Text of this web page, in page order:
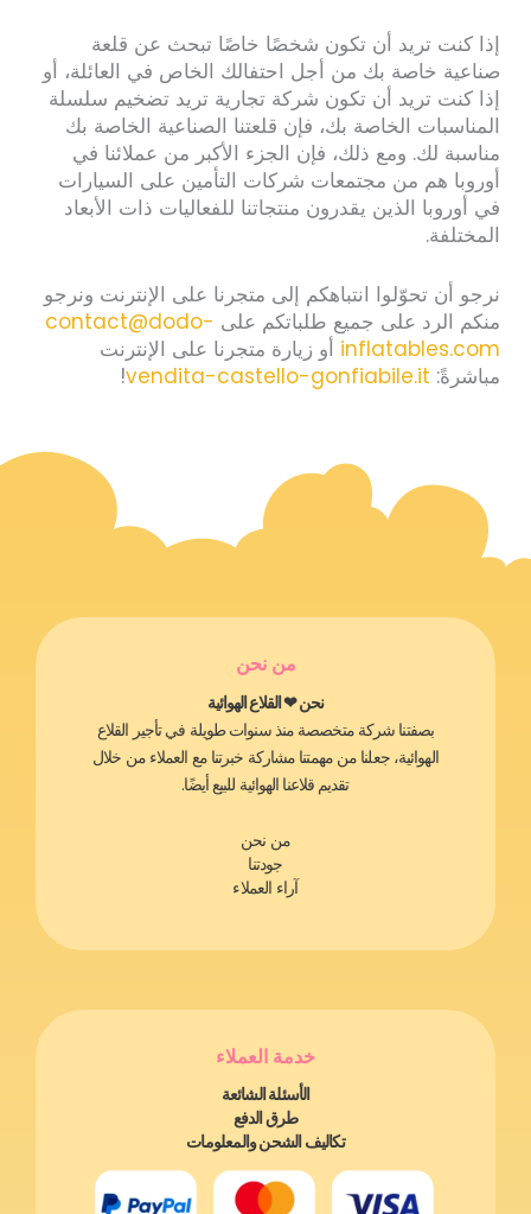
إذا كنت تريد أن تكون شخصًا خاصًا تبحث عن قلعة
صناعية خاصة بك من أجل احتفالك الخاص في العائلة، أو
إذا كنت تريد أن تكون شركة تجارية تريد تضخيم سلسلة
المناسبات الخاصة بك، فإن قلعتنا الصناعية الخاصة بك
مناسبة لك. ومع ذلك، فإن الجزء الأكبر من عملائنا في
أوروبا هم من مجتمعات شركات التأمين على السيارات
في أوروبا الذين يقدرون منتجاتنا للفعاليات ذات الأبعاد
المختلفة.
نرجو أن تحوّلوا انتباهكم إلى متجرنا على الإنترنت ونرجو
منكم الرد على جميع طلباتكم على contact@dodo-
inflatables.com أو زيارة متجرنا على الإنترنت
مباشرةً: vendita-castello-gonfiabile.it
!
من نحن
نحن ❤ القلاع الهوائية
بصفتنا شركة متخصصة منذ سنوات طويلة في تأجير القلاع
الهوائية، جعلنا من مهمتنا مشاركة خبرتنا مع العملاء من خلال
تقديم قلاعنا الهوائية للبيع أيضًا.
من نحن
جودتنا
آراء العملاء
خدمة العملاء
الأسئلة الشائعة
طرق الدفع
تكاليف الشحن والمعلومات